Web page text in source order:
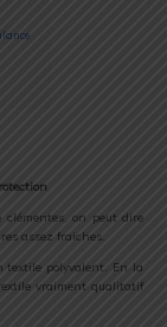
clémentes, on peut dire
assez fraiches.
textile polyvalent. En la
vraiment qualitatif